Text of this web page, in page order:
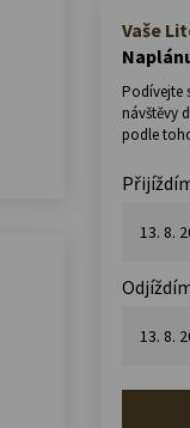
Vaše
Podívejte
návštěvy
podle